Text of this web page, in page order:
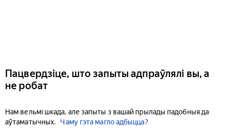
Пацвердзіце, што запыты адпраўлялі вы, а
не робат
Нам вельмі шкада, але запыты з вашай прылады падобныя да
аўтаматычных.
Чаму гэта магло адбыцца?